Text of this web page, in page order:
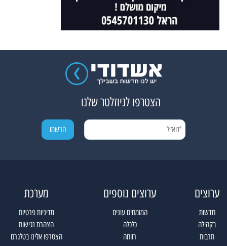
הצטרפו לניוזלטר שלנו
ערוצים
חדשות
בקהילה
תרבות
ערוצים נוספים
המומחים עונים
כלכלה
רווחה
מערכת
מדיניות פרטיות
הצהרת נגישות
הצטרפו אלינו בטלגרם